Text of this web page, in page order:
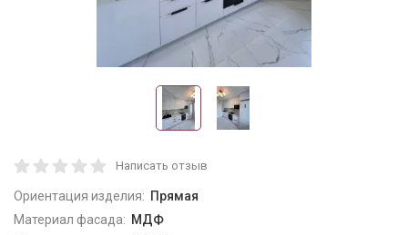
Написать отзыв
Ориентация изделия: Прямая
Материал фасада: МДФ